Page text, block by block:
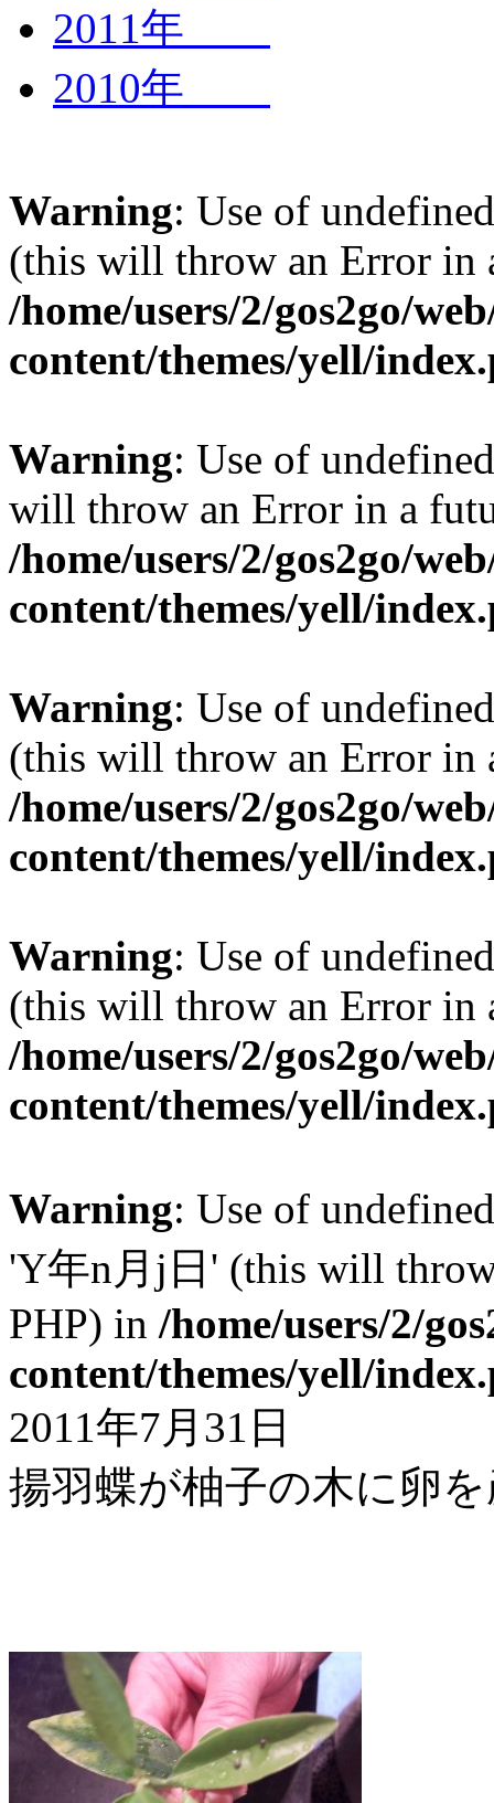
2011年
2010年
Warning: Use of
(this will throw an Error in
/home/users/2/gos2go/
content/themes/yell/
Warning: Use of
will throw an Error in a
/home/users/2/gos2go/
content/themes/yell/
Warning: Use of
(this will throw an Error in
/home/users/2/gos2go/
content/themes/yell/
Warning: Use of
(this will throw an Error in
/home/users/2/gos2go/
content/themes/yell/
Warning: Use of
'Y年n月j日' (this will
PHP) in /home/users/2/
content/themes/yell/
2011年7月31日
揚羽蝶が柚子の木に卵